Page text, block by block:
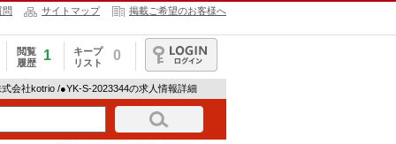
問 サイトマップ 掲載ご希望のお客様へ
閲覧
履歴
1
キープ
リスト
0
ログイン
式会社kotrio /●YK-S-2023344の求人情報詳細